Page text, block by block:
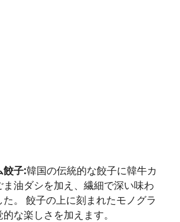
餃子:韓国の伝統的な餃子に韓牛カ
油ダシを加え、繊細で深い味わ
。 餃子の上に刻まれたモノグラ
な楽しさを加えます。